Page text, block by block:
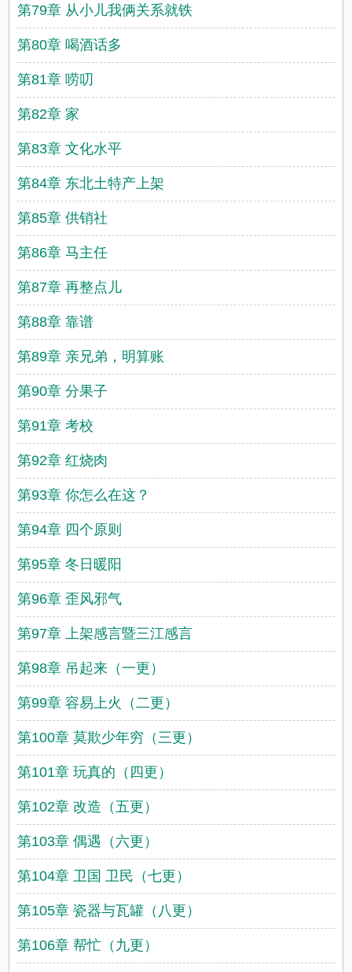
第79章 从小儿我俩关系就铁
第80章 喝酒话多
第81章 唠叨
第82章 家
第83章 文化水平
第84章 东北土特产上架
第85章 供销社
第86章 马主任
第87章 再整点儿
第88章 靠谱
第89章 亲兄弟，明算账
第90章 分果子
第91章 考校
第92章 红烧肉
第93章 你怎么在这？
第94章 四个原则
第95章 冬日暖阳
第96章 歪风邪气
第97章 上架感言暨三江感言
第98章 吊起来（一更）
第99章 容易上火（二更）
第100章 莫欺少年穷（三更）
第101章 玩真的（四更）
第102章 改造（五更）
第103章 偶遇（六更）
第104章 卫国 卫民（七更）
第105章 瓷器与瓦罐（八更）
第106章 帮忙（九更）